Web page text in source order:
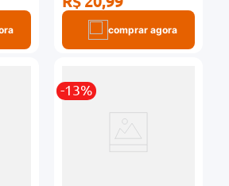
comprar agora
-13%